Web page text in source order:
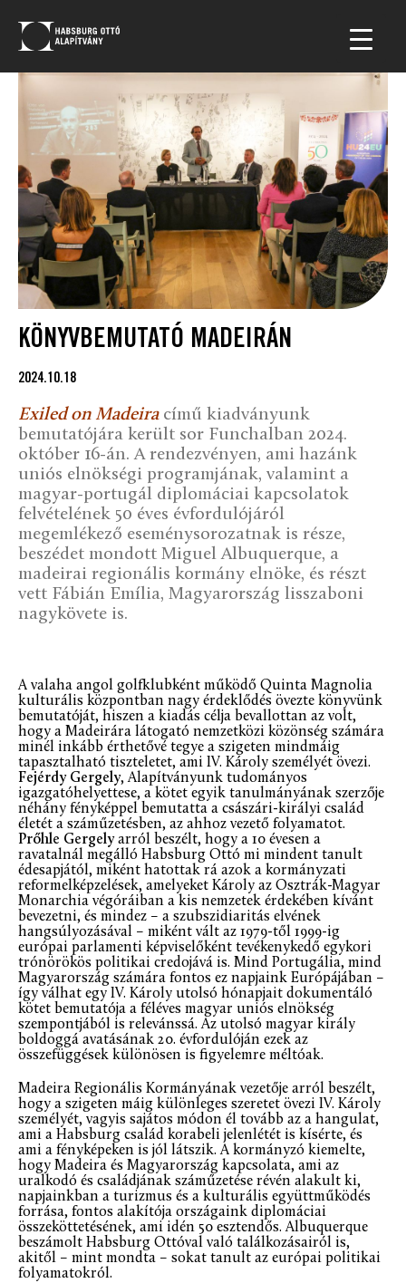
KÖNYVBEMUTATÓ MADEIRÁN
2024.10.18
Exiled on Madeiracímű kiadványunk
bemutatójára került sor Funchalban 2024.
október 16-án. A rendezvényen, ami hazánk
uniós elnökségi programjának, valamint a
magyar-portugál diplomáciai kapcsolatok
felvételének 50 éves évfordulójáról
megemlékező eseménysorozatnak is része,
beszédet mondott Miguel Albuquerque, a
madeirai regionális kormány elnöke, és részt
vett Fábián Emília, Magyarország lisszaboni
nagykövete is.
A valaha angol golfklubként működő Quinta Magnolia
kulturális központban nagy érdeklődés övezte könyvünk
bemutatóját, hiszen a kiadás célja bevallottan az volt,
hogy a Madeirára látogató nemzetközi közönség számára
minél inkább érthetővé tegye a szigeten mindmáig
tapasztalható tiszteletet, ami IV. Károly személyét övezi.
Fejérdy Gergely, Alapítványunk tudományos
igazgatóhelyettese, a kötet egyik tanulmányának szerzője
néhány fényképpel bemutatta a császári-királyi család
életét a száműzetésben, az ahhoz vezető folyamatot.
Prőhle Gergelyarról beszélt, hogy a 10 évesen a
ravatalnál megálló Habsburg Ottó mi mindent tanult
édesapjától, miként hatottak rá azok a kormányzati
reformelképzelések, amelyeket Károly az Osztrák-Magyar
Monarchia végóráiban a kis nemzetek érdekében kívánt
bevezetni, és mindez – a szubszidiaritás elvének
hangsúlyozásával – miként vált az 1979-től 1999-ig
európai parlamenti képviselőként tevékenykedő egykori
trónörökös politikai credojává is. Mind Portugália, mind
Magyarország számára fontos ez napjaink Európájában –
így válhat egy IV. Károly utolsó hónapjait dokumentáló
kötet bemutatója a féléves magyar uniós elnökség
szempontjából is relevánssá. Az utolsó magyar király
boldoggá avatásának 20. évfordulóján ezek az
összefüggések különösen is figyelemre méltóak.
Madeira Regionális Kormányának vezetője arról beszélt,
hogy a szigeten máig különleges szeretet övezi IV. Károly
személyét, vagyis sajátos módon él tovább az a hangulat,
ami a Habsburg család korabeli jelenlétét is kísérte, és
ami a fényképeken is jól látszik. A kormányzó kiemelte,
hogy Madeira és Magyarország kapcsolata, ami az
uralkodó és családjának száműzetése révén alakult ki,
napjainkban a turizmus és a kulturális együttműködés
forrása, fontos alakítója országaink diplomáciai
összeköttetésének, ami idén 50 esztendős. Albuquerque
beszámolt Habsburg Ottóval való találkozásairól is,
akitől – mint mondta – sokat tanult az európai politikai
folyamatokról.